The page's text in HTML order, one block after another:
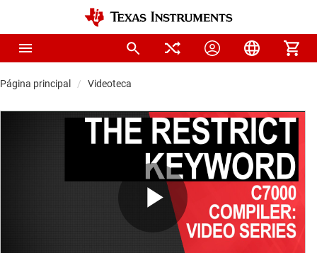
Página principal Videoteca
Play